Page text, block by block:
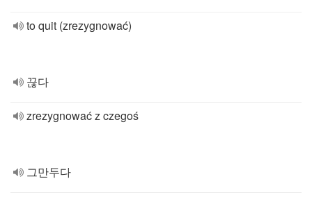
to quit (zrezygnować)
끊다
zrezygnować z czegoś
그만두다